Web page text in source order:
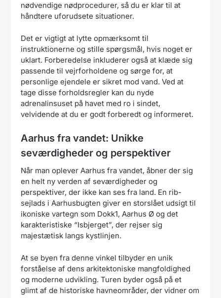
nødvendige nødprocedurer, så du er klar til at
håndtere uforudsete situationer.
Det er vigtigt at lytte opmærksomt til
instruktionerne og stille spørgsmål, hvis noget er
uklart. Forberedelse inkluderer også at klæde sig
passende til vejrforholdene og sørge for, at
personlige ejendele er sikret mod vand. Ved at
tage disse forholdsregler kan du nyde
adrenalinsuset på havet med ro i sindet,
velvidende at du er godt forberedt og informeret.
Aarhus fra vandet: Unikke
seværdigheder og perspektiver
Når man oplever Aarhus fra vandet, åbner der sig
en helt ny verden af seværdigheder og
perspektiver, der ikke kan ses fra land. En rib-
sejlads i Aarhusbugten giver en storslået udsigt til
ikoniske vartegn som Dokk1, Aarhus Ø og det
karakteristiske “Isbjerget”, der rejser sig
majestætisk langs kystlinjen.
At se byen fra denne vinkel tilbyder en unik
forståelse af dens arkitektoniske mangfoldighed
og moderne udvikling. Turen byder også på et
glimt af de historiske havneområder, der vidner om